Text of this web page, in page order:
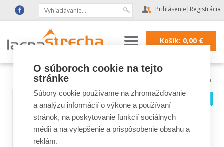
Prihlásenie | Registrácia
Košík: 0,00€
Lacná strecha doplnky na komín
O súboroch cookie na tejto
stránke
Súbory cookie používame na zhromažďovanie
a analýzu informácií o výkone a používaní
stránok, na poskytovanie funkcií sociálnych
médií a na vylepšenie a prispôsobenie obsahu a
reklám.